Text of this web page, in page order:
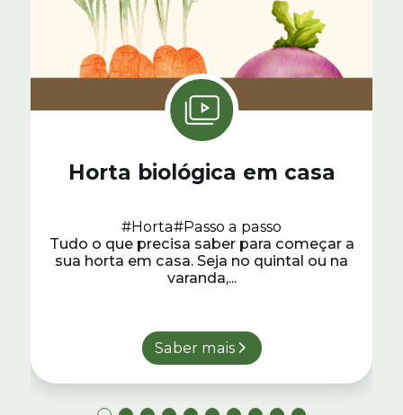
Horta biológica em casa
#Horta#Passo a passo
Tudo o que precisa saber para começar a
sua horta em casa. Seja no quintal ou na
varanda,...
Saber mais